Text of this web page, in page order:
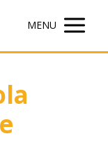
MENU